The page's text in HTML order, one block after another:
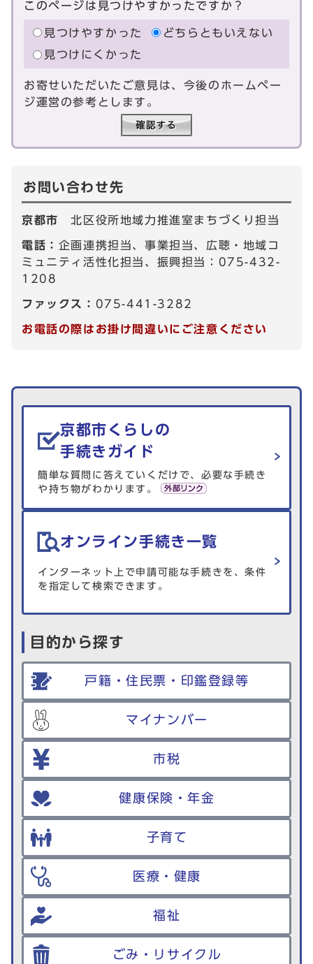
このページは見つけやすかったですか？
見つけやすかった
どちらともいえない
見つけにくかった
お寄せいただいたご意見は、今後のホームペー
ジ運営の参考とします。
お問い合わせ先
京都市北区役所地域力推進室まちづくり担当
電話： 企画連携担当、事業担当、広聴・地域コ
ミュニティ活性化担当、振興担当：075-432-
1208
ファックス： 075-441-3282
お電話の際はお掛け間違いにご注意ください
生活情報を探す
京都市くらしの
手続きガイド
簡単な質問に答えていくだけで、必要な手続き
や持ち物がわかります。
オンライン手続き一覧
インターネット上で申請可能な手続きを、条件
を指定して検索できます。
目的から探す
戸籍・住民票・印鑑登録等
マイナンバー
市税
健康保険・年金
子育て
医療・健康
福祉
ごみ・リサイクル